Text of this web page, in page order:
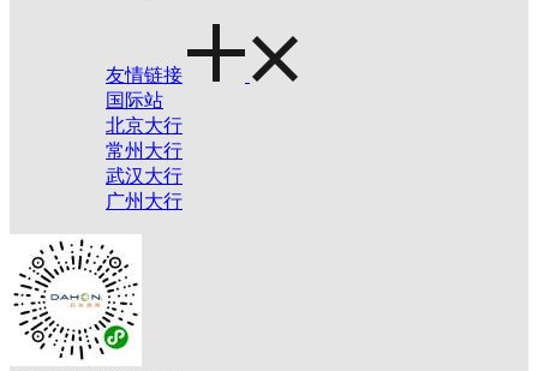
友情链接
国际站
北京大行
常州大行
武汉大行
广州大行